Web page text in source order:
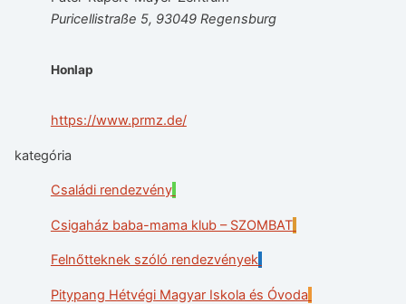
Puricellistraße 5, 93049 Regensburg
Honlap
https://www.prmz.de/
kategória
Családi rendezvény
Csigaház baba-mama klub – SZOMBAT
Felnőtteknek szóló rendezvények
Pitypang Hétvégi Magyar Iskola és Óvoda